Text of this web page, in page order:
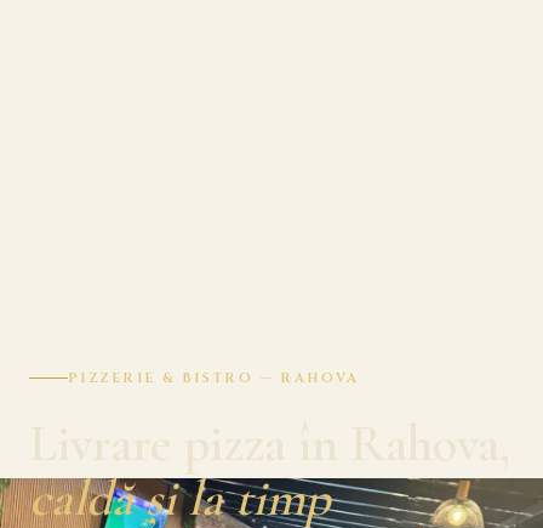
PIZZERIE & BISTRO — RAHOVA
Livrare pizza în Rahova,
caldă și la timp